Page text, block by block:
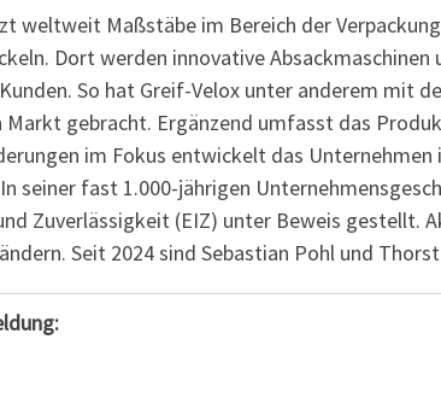
weltweit Maßstäbe im Bereich der
Dort werden innovative
So hat Greif-Velox unter anderem mit
Markt gebracht. Ergänzend umfasst das
im Fokus entwickelt das
seiner fast 1.000-jährigen
Zuverlässigkeit (EIZ) unter Beweis gestellt.
Seit 2024 sind Sebastian Pohl und